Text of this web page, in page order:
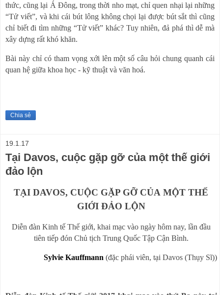
thức, cũng lại Á Đông, trong thời nho mạt, chỉ quen nhại lại những
“Tử viết”, và khi cái bút lông không chọi lại được bút sắt thì cũng
chỉ biết đi tìm những “Tử viết” khác? Tuy nhiên, đả phá thì dễ mà
xây dựng rất khó khăn.
Bài này chỉ có tham vọng xới lên một số câu hỏi chung quanh cái
quan hệ giữa khoa học - kỹ thuật và văn hoá.
Chia sẻ
19.1.17
Tại Davos, cuộc gặp gỡ của một thế giới
đảo lộn
TẠI DAVOS, CUỘC GẶP GỠ CỦA MỘT THẾ
GIỚI ĐẢO LỘN
Diễn đàn Kinh tế Thế giới, khai mạc vào ngày hôm nay, lần đầu
tiên tiếp đón Chủ tịch Trung Quốc Tập Cận Bình.
Sylvie Kauffmann (đặc phái viên, tại Davos (Thụy Sĩ))